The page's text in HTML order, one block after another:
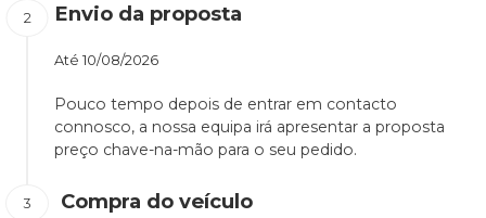
Envio da proposta
Até 10/08/2026
Pouco tempo depois de entrar em contacto
connosco, a nossa equipa irá apresentar a proposta
preço chave-na-mão para o seu pedido.
Compra do veículo